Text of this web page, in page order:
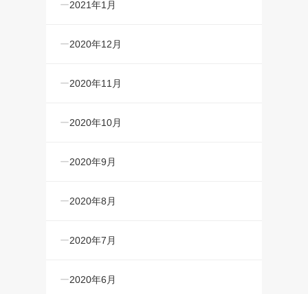
2021年1月
2020年12月
2020年11月
2020年10月
2020年9月
2020年8月
2020年7月
2020年6月